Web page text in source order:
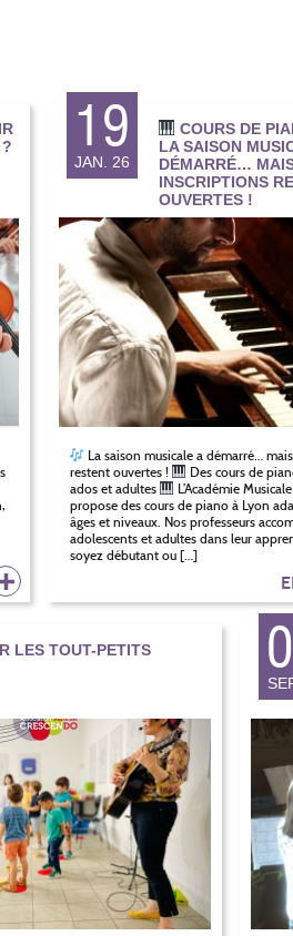
19
JAN. 26
COURS DE
LA SAISON
DÉMARRÉ…
INSCRIPTIONS
OUVERTES !
La saison musicale a démarré…
restent ouvertes !
Des cours de
ados et adultes
L’Académie
propose des cours de piano à Lyon
âges et niveaux. Nos professeurs
adolescents et adultes dans leur
soyez débutant ou […]
LES TOUT-PETITS